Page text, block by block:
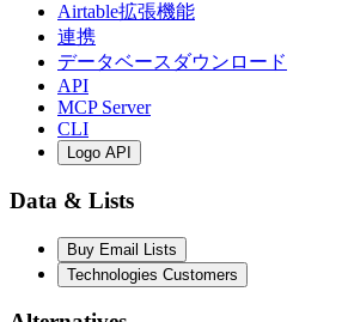
Airtable拡張機能
連携
データベースダウンロード
API
MCP Server
CLI
Logo API
Data & Lists
Buy Email Lists
Technologies Customers